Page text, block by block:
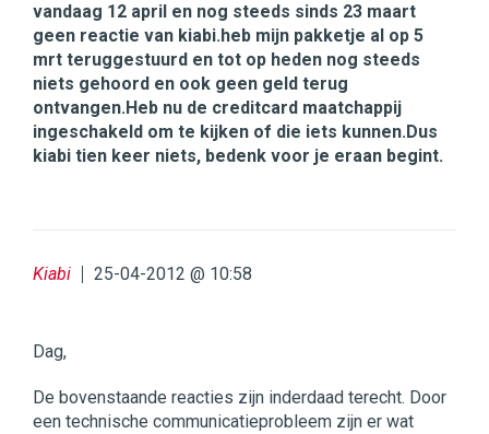
vandaag 12 april en nog steeds sinds 23 maart
geen reactie van kiabi.heb mijn pakketje al op 5
mrt teruggestuurd en tot op heden nog steeds
niets gehoord en ook geen geld terug
ontvangen.Heb nu de creditcard maatchappij
ingeschakeld om te kijken of die iets kunnen.Dus
kiabi tien keer niets, bedenk voor je eraan begint.
Kiabi 25-04-2012 @ 10:58
Dag,
De bovenstaande reacties zijn inderdaad terecht. Door
een technische communicatieprobleem zijn er wat